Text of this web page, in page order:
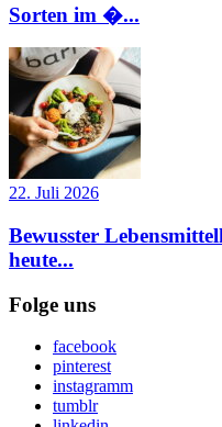
Sorten im �...
22. Juli 2026
Bewusster
heute...
Folge uns
facebook
pinterest
instagramm
tumblr